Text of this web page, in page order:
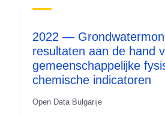
2022 —
resultaten aan de hand
gemeenschappelijke
chemische indicatoren
Open Data Bulgarije